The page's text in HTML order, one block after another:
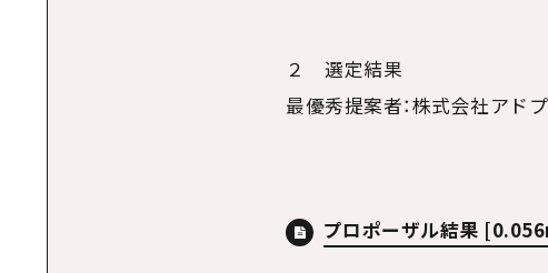
２ 選定結果
最優秀提案者：株式会社アド
プロポーザル結果